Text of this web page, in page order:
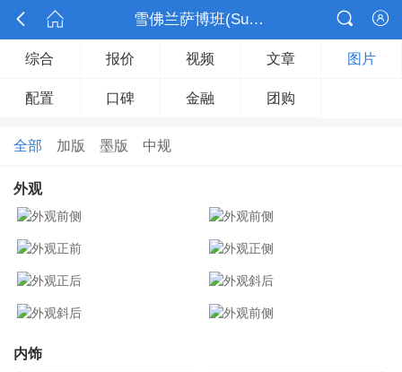
  雪佛兰萨博班(Suburban) 

综合 报价 视频 文章 图片
配置 口碑 金融 团购
全部 加版 墨版 中规
外观
内饰